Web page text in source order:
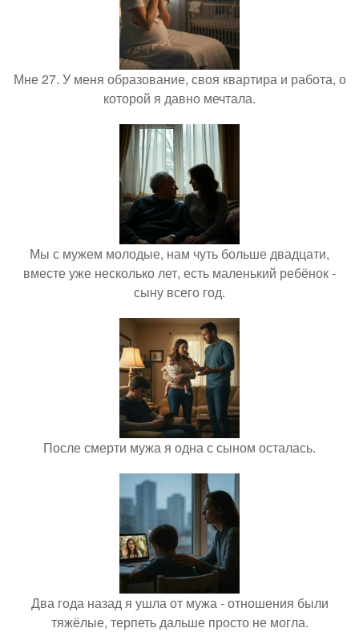
Мне 27. У меня образование, своя квартира и работа, о
которой я давно мечтала.
Мы с мужем молодые, нам чуть больше двадцати,
вместе уже несколько лет, есть маленький ребёнок -
сыну всего год.
После смерти мужа я одна с сыном осталась.
Два года назад я ушла от мужа - отношения были
тяжёлые, терпеть дальше просто не могла.